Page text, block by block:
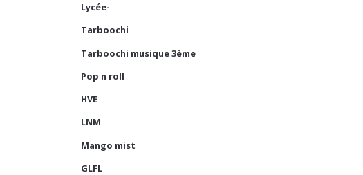
Lycée-
Tarboochi
Tarboochi musique 3ème
Pop n roll
HVE
LNM
Mango mist
GLFL